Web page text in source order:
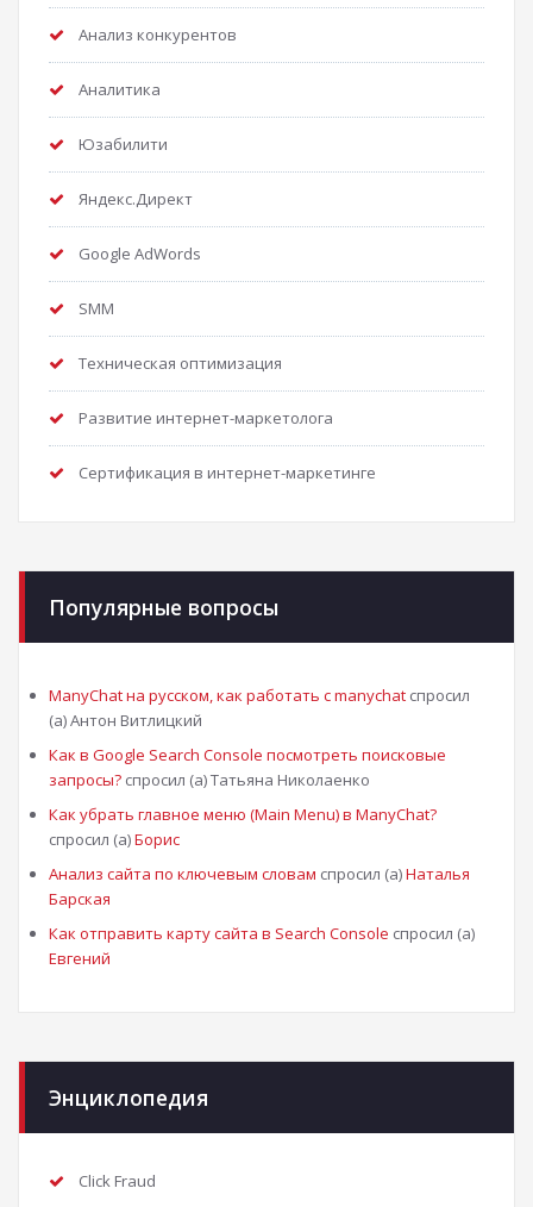
Анализ конкурентов
Аналитика
Юзабилити
Яндекс.Директ
Google AdWords
SMM
Техническая оптимизация
Развитие интернет-маркетолога
Сертификация в интернет-маркетинге
Популярные вопросы
ManyChat на русском, как работать с manychat спросил
(а) Антон Витлицкий
Как в Google Search Console посмотреть поисковые
запросы? спросил (а) Татьяна Николаенко
Как убрать главное меню (Main Menu) в ManyChat?
спросил (а)Борис
Анализ сайта по ключевым словам спросил (а)Наталья
Барская
Как отправить карту сайта в Search Console спросил (а)
Евгений
Энциклопедия
Click Fraud